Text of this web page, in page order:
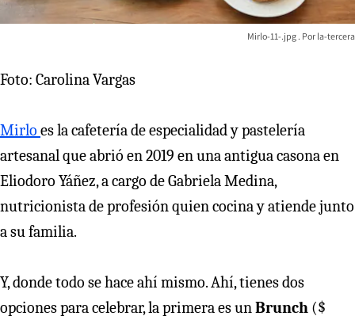
Mirlo-11-.jpg la-tercera
Foto: Carolina Vargas
Mirlo es la cafetería de especialidad y pastelería
artesanal que abrió en 2019 en una antigua casona en
Eliodoro Yáñez, a cargo de Gabriela Medina,
nutricionista de profesión quien cocina y atiende junto
a su familia.
Y, donde todo se hace ahí mismo. Ahí, tienes dos
opciones para celebrar, la primera es unBrunch ($